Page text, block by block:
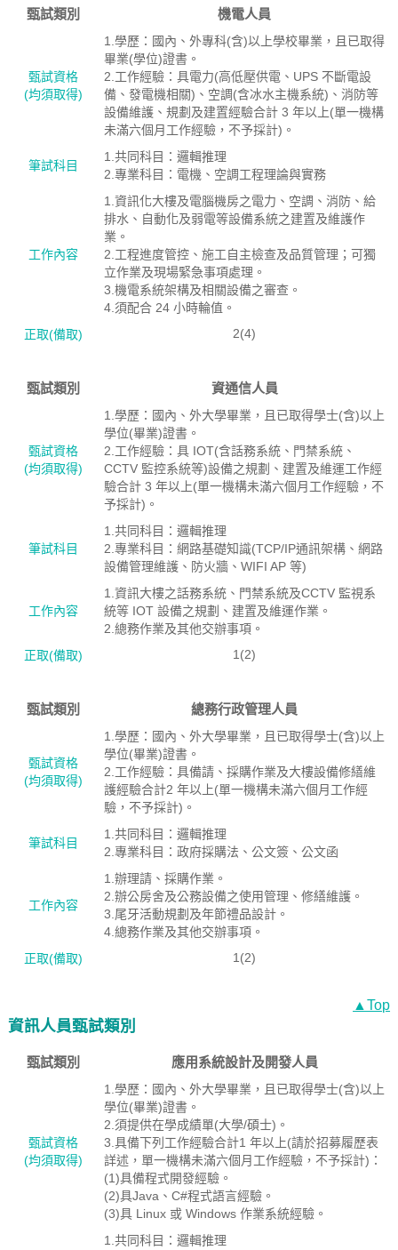
甄試類別 機電人員
甄試資格
(均須取得)
1.學歷：國內、外專科(含)以上學校畢業，且已取得
畢業(學位)證書。
2.工作經驗：具電力(高低壓供電、UPS 不斷電設
備、發電機相關)、空調(含冰水主機系統)、消防等
設備維護、規劃及建置經驗合計 3 年以上(單一機構
未滿六個月工作經驗，不予採計)。
筆試科目
1.共同科目：邏輯推理
2.專業科目：電機、空調工程理論與實務
工作內容
1.資訊化大樓及電腦機房之電力、空調、消防、給
排水、自動化及弱電等設備系統之建置及維護作
業。
2.工程進度管控、施工自主檢查及品質管理；可獨
立作業及現場緊急事項處理。
3.機電系統架構及相關設備之審查。
4.須配合 24 小時輪值。
正取(備取)
2(4)
甄試類別 資通信人員
甄試資格
(均須取得)
1.學歷：國內、外大學畢業，且已取得學士(含)以上
學位(畢業)證書。
2.工作經驗：具 IOT(含話務系統、門禁系統、
CCTV 監控系統等)設備之規劃、建置及維運工作經
驗合計 3 年以上(單一機構未滿六個月工作經驗，不
予採計)。
筆試科目
1.共同科目：邏輯推理
2.專業科目：網路基礎知識(TCP/IP通訊架構、網路
設備管理維護、防火牆、WIFI AP 等)
工作內容
1.資訊大樓之話務系統、門禁系統及CCTV 監視系
統等 IOT 設備之規劃、建置及維運作業。
2.總務作業及其他交辦事項。
正取(備取)
1(2)
甄試類別 總務行政管理人員
甄試資格
(均須取得)
1.學歷：國內、外大學畢業，且已取得學士(含)以上
學位(畢業)證書。
2.工作經驗：具備請、採購作業及大樓設備修繕維
護經驗合計2 年以上(單一機構未滿六個月工作經
驗，不予採計)。
筆試科目
1.共同科目：邏輯推理
2.專業科目：政府採購法、公文簽、公文函
工作內容
1.辦理請、採購作業。
2.辦公房舍及公務設備之使用管理、修繕維護。
3.尾牙活動規劃及年節禮品設計。
4.總務作業及其他交辦事項。
正取(備取)
1(2)
▲Top
資訊人員甄試類別
甄試類別 應用系統設計及開發人員
甄試資格
(均須取得)
1.學歷：國內、外大學畢業，且已取得學士(含)以上
學位(畢業)證書。
2.須提供在學成績單(大學/碩士)。
3.具備下列工作經驗合計1 年以上(請於招募履歷表
詳述，單一機構未滿六個月工作經驗，不予採計)：
(1)具備程式開發經驗。
(2)具Java、C#程式語言經驗。
(3)具 Linux 或 Windows 作業系統經驗。
1.共同科目：邏輯推理